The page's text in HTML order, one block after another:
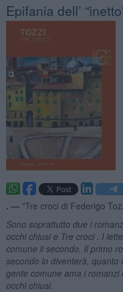
​Epifania dell’
. — "Tre croci di Federigo
Sono soprattutto due i
occhi chiusi e Tre croci . I
comune il secondo. Il primo
secondo lo diventerà,
gente comune ama i
occhi chiusi.